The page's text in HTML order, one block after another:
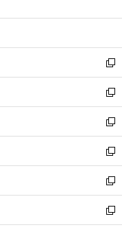
開
ウ
開
く
ン
ウ
で
開
く
ウ
ン
ド
ウ
で
開
く
新
し
い
ウ
ィ
ン
ド
ウ
で
開
く
新
し
い
ウ
ィ
ン
ド
ウ
で
開
新
し
い
ウ
ィ
ン
ド
ウ
新
し
い
ウ
ィ
ン
新
し
い
ウ
新
し